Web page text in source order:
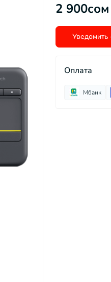
2 900сом
Уведомить
Оплата
Мбанк